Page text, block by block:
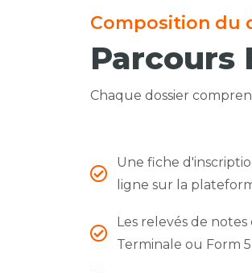
Composition du
Parcours
Chaque dossier
Une fiche
ligne sur la
Les relevés de
Terminale ou Form